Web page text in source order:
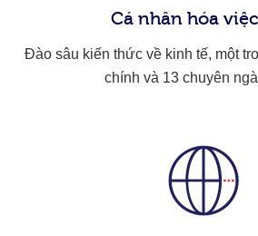
Cá nhân hóa
Đào sâu kiến thức về kinh tế, một
chính và 13 chuyên